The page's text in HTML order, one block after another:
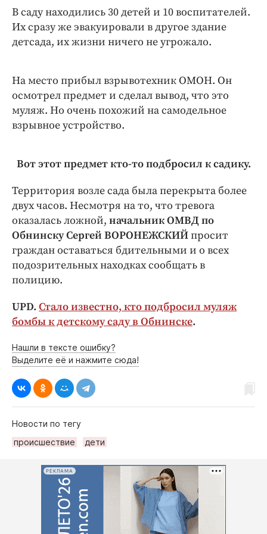
В саду находились 30 детей и 10 воспитателей.
Их сразу же эвакуировали в другое здание
детсада, их жизни ничего не угрожало.
На место прибыл взрывотехник ОМОН. Он
осмотрел предмет и сделал вывод, что это
муляж. Но очень похожий на самодельное
взрывное устройство.
Вот этот предмет кто-то подбросил к садику.
Территория возле сада была перекрыта более
двух часов. Несмотря на то, что тревога
оказалась ложной, начальник ОМВД по
Обнинску Сергей ВОРОНЕЖСКИЙпросит
граждан оставаться бдительными и о всех
подозрительных находках сообщать в
полицию.
UPD. Стало известно, кто подбросил муляж
бомбы к детскому саду в Обнинске.
Нашли в тексте ошибку?
Выделите её и нажмите сюда!
Новости по тегу
происшествие
дети
РЕКЛАМА